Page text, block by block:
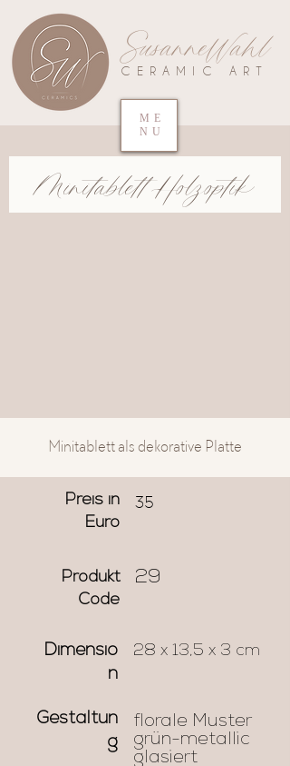
SusanneWahl
CERAMIC ART
ME
NU
Minitablett Holzoptik
Minitablett als dekorative Platte
Preis in
Euro
35
Produkt
Code
29
Dimensio
n
28 x 13,5 x 3 cm
Gestaltun
g
florale Muster
grün-metallic
glasiert